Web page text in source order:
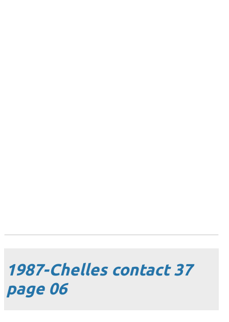
1987-Chelles contact 37
page 06